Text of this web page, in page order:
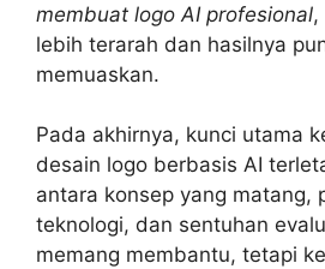
membuat logo AI profesional,
lebih terarah dan hasilnya
memuaskan.
Pada akhirnya, kunci utama
desain logo berbasis AI
antara konsep yang matang,
teknologi, dan sentuhan
memang membantu, tetapi